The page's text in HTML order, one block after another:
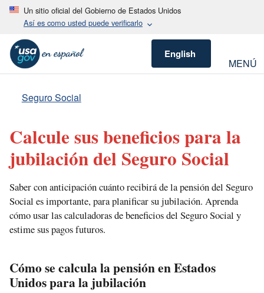
Un sitio oficial del Gobierno de Estados Unidos
Así es como usted puede verificarlo
English
MENÚ
Seguro Social
Calcule sus beneficios para la
jubilación del Seguro Social
Saber con anticipación cuánto recibirá de la pensión del Seguro
Social es importante, para planificar su jubilación. Aprenda
cómo usar las calculadoras de beneficios del Seguro Social y
estime sus pagos futuros.
Cómo se calcula la pensión en Estados
Unidos para la jubilación